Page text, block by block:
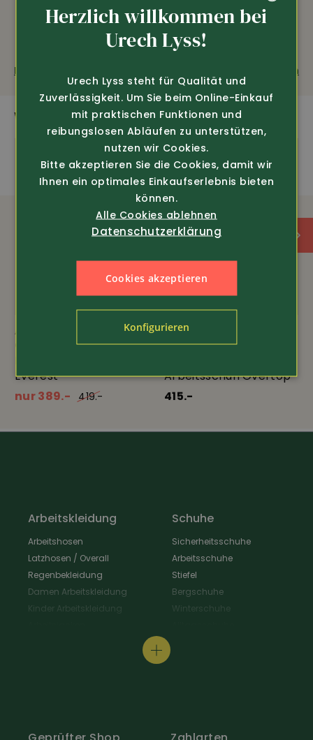
AUSSTATTUNG
3-fach genäht
Lederfutter
Fragen zum Produkt Weiterempfehlen
WEITERE SPANNENDE PRODUKTE
Art.-Nr. 4649
Everest
nur 389.-
419.-
Art.-Nr. 443954
Gro-nell
Arbeitsschuh Overtop
415.-
Arbeitskleidung
Arbeitshosen
Latzhosen / Overall
Regenbekleidung
Damen Arbeitskleidung
Kinder Arbeitskleidung
Schuhe
Sicherheitsschuhe
Arbeitsschuhe
Stiefel
Bergschuhe
Winterschuhe
Herzlich willkommen bei
Urech Lyss!
Urech Lyss steht für Qualität und
Zuverlässigkeit. Um Sie beim Online-Einkauf
mit praktischen Funktionen und
reibungslosen Abläufen zu unterstützen,
nutzen wir Cookies.
Bitte akzeptieren Sie die Cookies, damit wir
Ihnen ein optimales Einkaufserlebnis bieten
können.
Alle Cookies ablehnen
Datenschutzerklärung
Cookies akzeptieren
Konfigurieren